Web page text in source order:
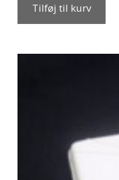
Tilføj til kurv